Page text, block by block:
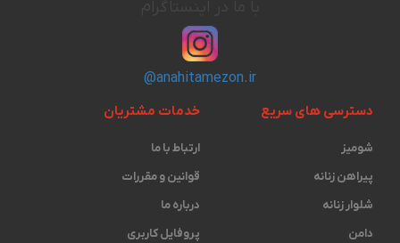
@anahitamezon.ir
دسترسی های سریع
شومیز
پیراهن زنانه
شلوار زنانه
دامن
خدمات مشتریان
ارتباط با ما
قوانین و مقررات
درباره ما
پروفایل کاربری